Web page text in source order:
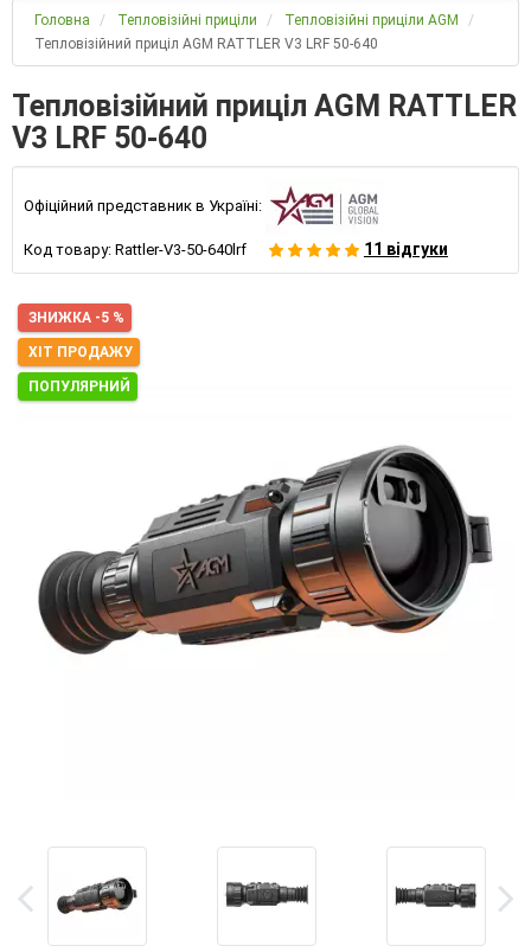
Головна Тепловізійні приціли
Тепловізійні приціли AGM
Тепловізійний приціл AGM RATTLER V3 LRF 50-640
Тепловізійний приціл AGM RATTLER
V3 LRF 50-640
Офіційний представник в Україні:
Код товару: Rattler-V3-50-640lrf 11 відгуки
ЗНИЖКА -5 %
ХІТ ПРОДАЖУ
ПОПУЛЯРНИЙ